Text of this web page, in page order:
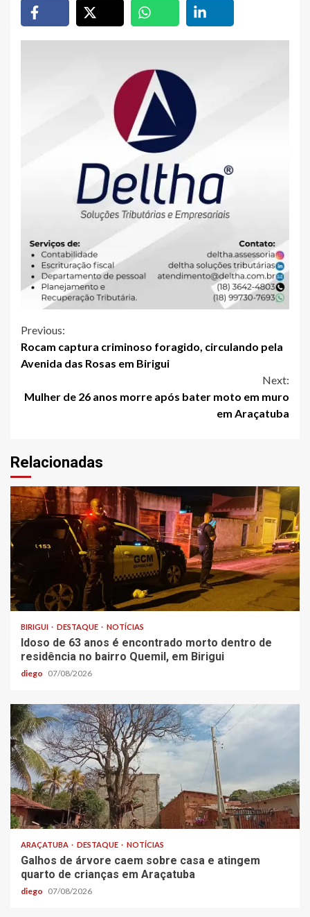
Continue
Reading
Previous:
Rocam captura criminoso foragido, circulando pela
Avenida das Rosas em Birigui
Next:
Mulher de 26 anos morre após bater moto em muro
em Araçatuba
Relacionadas
BIRIGUI DESTAQUE NOTÍCIAS
Idoso de 63 anos é encontrado morto dentro de
residência no bairro Quemil, em Birigui
diego 07/08/2026
ARAÇATUBA DESTAQUE NOTÍCIAS
Galhos de árvore caem sobre casa e atingem
quarto de crianças em Araçatuba
diego 07/08/2026